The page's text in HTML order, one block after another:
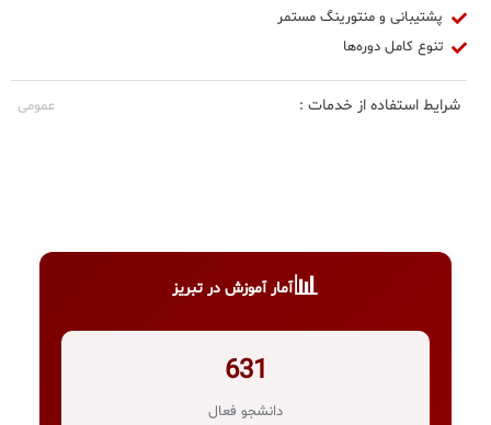
پشتیبانی و منتورینگ مستمر
تنوع کامل دوره‌ها
شرایط استفاده از خدمات : عمومی
📊آمار آموزش در تبریز
631
دانشجو فعال